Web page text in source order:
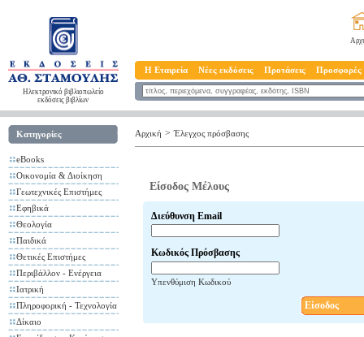
Ηλεκτρονικό βιβλιοπωλείο
εκδόσεις βιβλίων
Η Εταιρεία Νέες εκδόσεις Προτάσεις Προσφορές
Κατηγορίες
eBooks
Οικονομία & Διοίκηση
Γεωτεχνικές Επιστήμες
Εφηβικά
Θεολογία
Παιδικά
Θετικές Επιστήμες
Περιβάλλον - Ενέργεια
Ιατρική
Πληροφορική - Τεχνολογία
Δίκαιο
Αρχική > Έλεγχος πρόσβασης
Είσοδος Μέλους
Διεύθυνση Email
Κωδικός Πρόσβασης
Υπενθύμιση Κωδικού
Είσοδος